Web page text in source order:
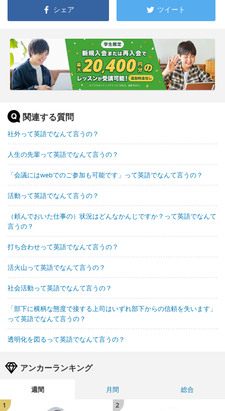
シェア ツイート
関連する質問
社外って英語でなんて言うの？
人生の先輩って英語でなんて言うの？
「会議にはwebでのご参加も可能です」って英語でなんて言うの？
活動って英語でなんて言うの？
（頼んでおいた仕事の）状況はどんなかんじですか？って英語でなんて
言うの？
打ち合わせって英語でなんて言うの？
活火山って英語でなんて言うの？
社会活動って英語でなんて言うの？
「部下に横柄な態度で接する上司はいずれ部下からの信頼を失います」
って英語でなんて言うの？
透明化を図るって英語でなんて言うの？
アンカーランキング
週間 月間
総合
1
2